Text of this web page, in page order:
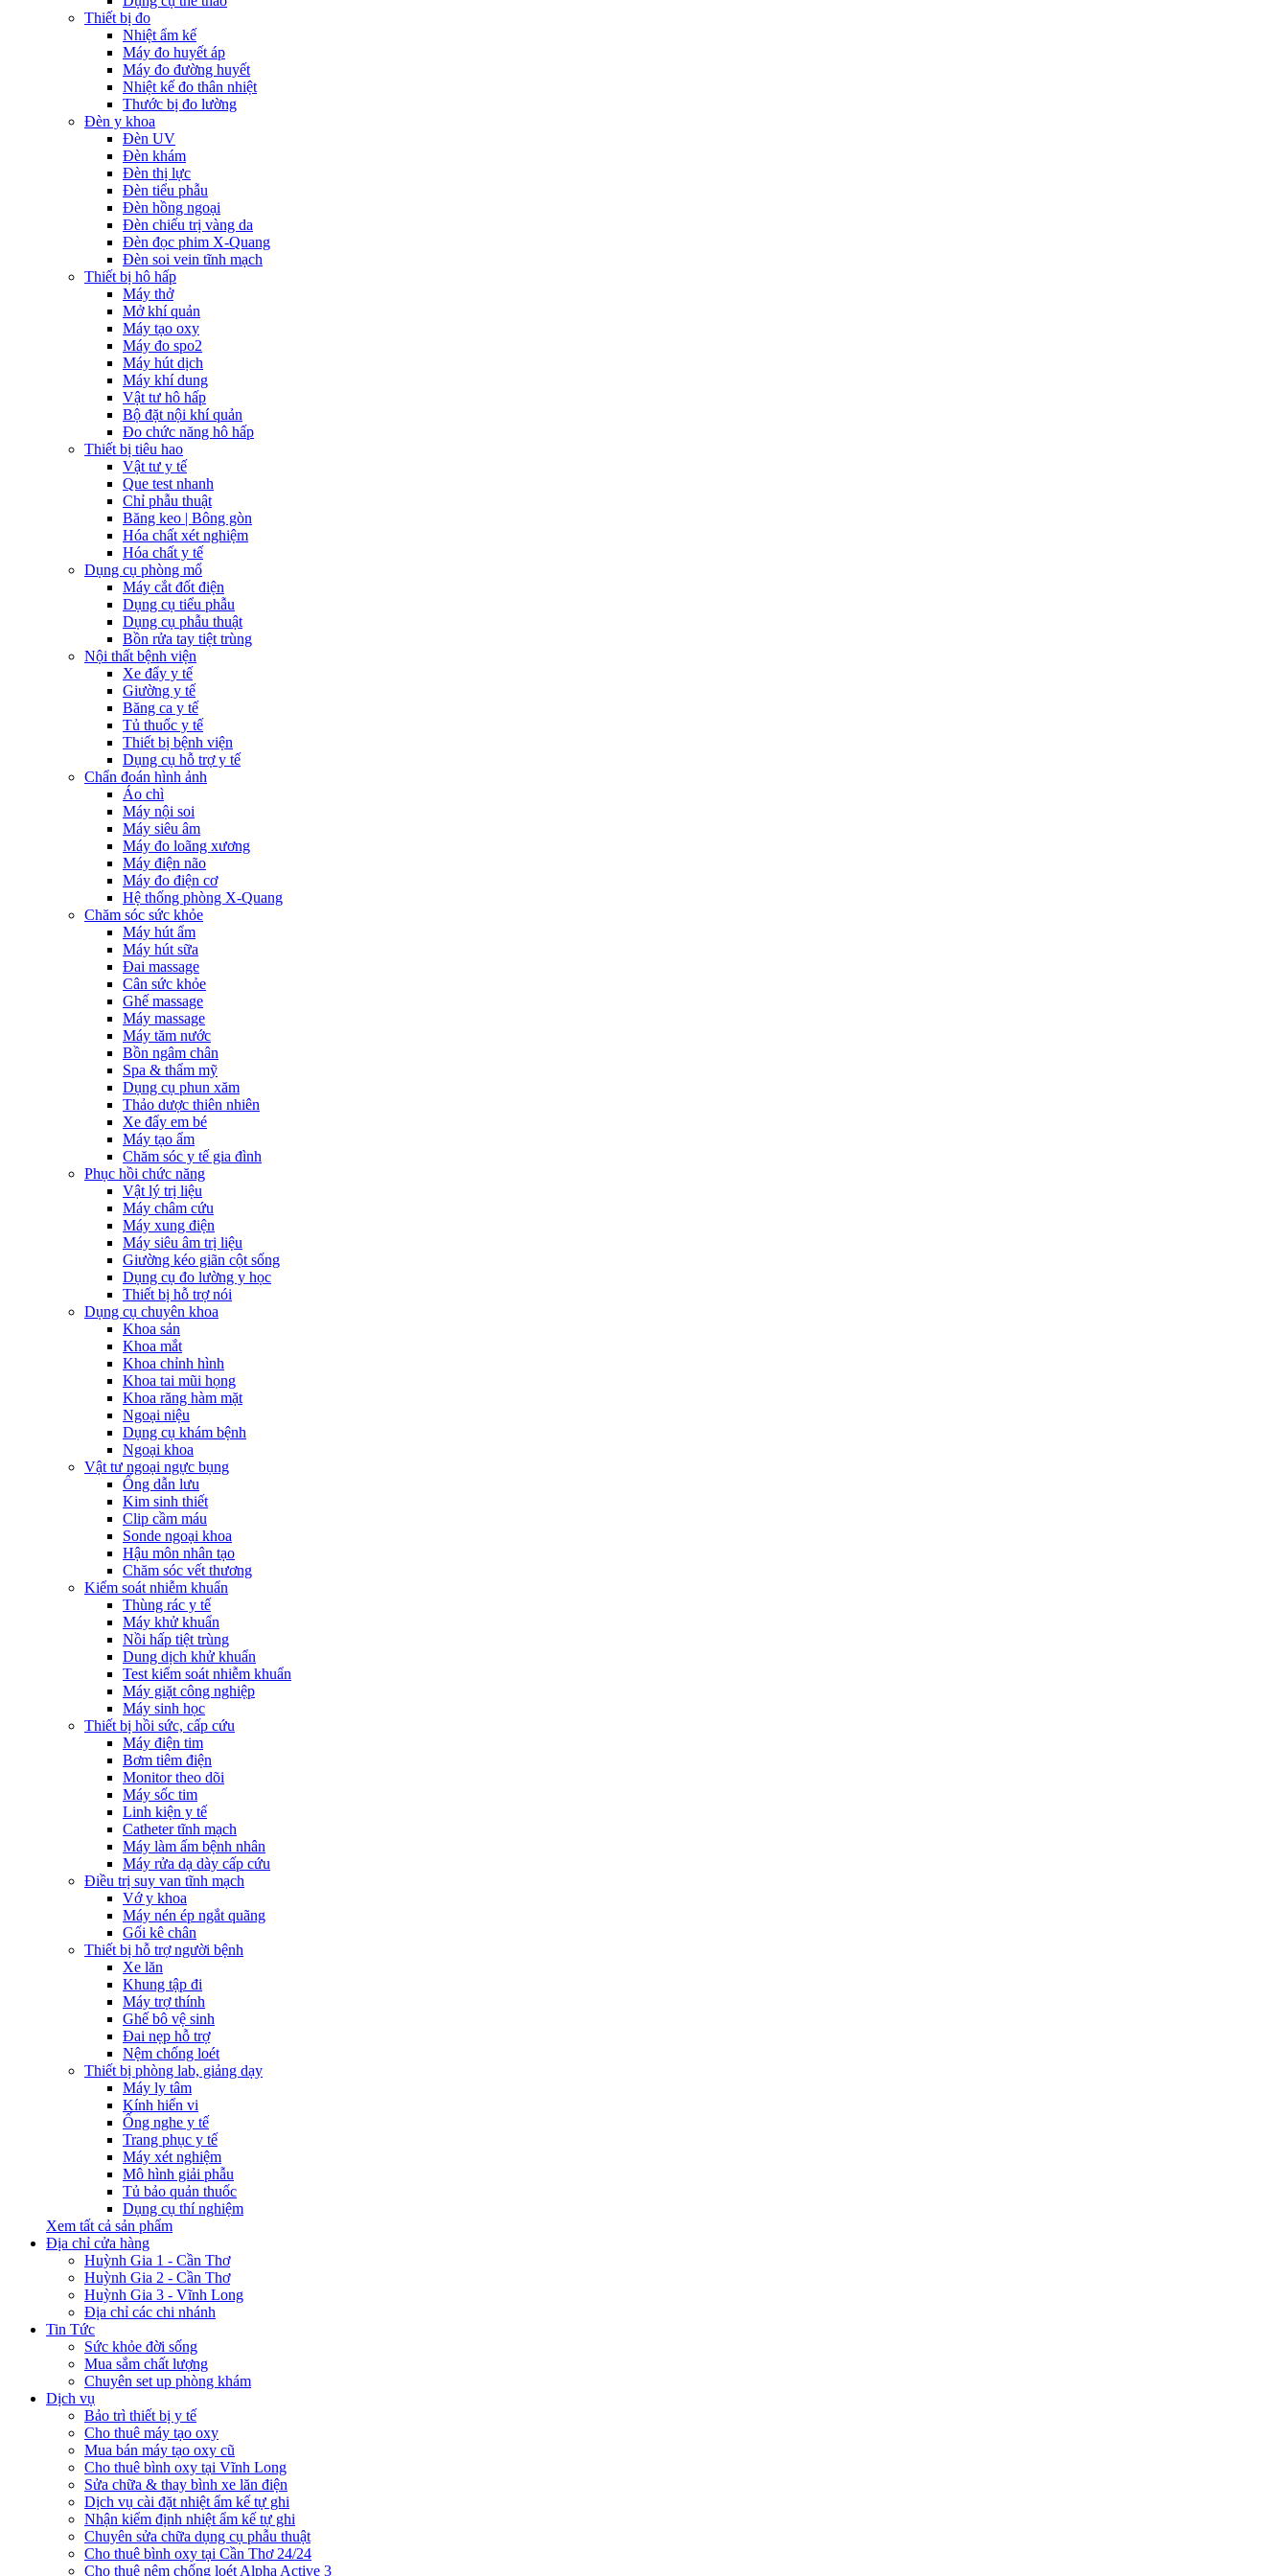
Thiết bị đo
Nhiệt ẩm kế
Máy đo huyết áp
Máy đo đường huyết
Nhiệt kế đo thân nhiệt
Thước bị đo lường
Đèn y khoa
Đèn UV
Đèn khám
Đèn thị lực
Đèn tiểu phẫu
Đèn hồng ngoại
Đèn chiếu trị vàng da
Đèn đọc phim X-Quang
Đèn soi vein tĩnh mạch
Thiết bị hô hấp
Máy thở
Mở khí quản
Máy tạo oxy
Máy đo spo2
Máy hút dịch
Máy khí dung
Vật tư hô hấp
Bộ đặt nội khí quản
Đo chức năng hô hấp
Thiết bị tiêu hao
Vật tư y tế
Que test nhanh
Chỉ phẫu thuật
Băng keo | Bông gòn
Hóa chất xét nghiệm
Hóa chất y tế
Dụng cụ phòng mổ
Máy cắt đốt điện
Dụng cụ tiểu phẫu
Dụng cụ phẫu thuật
Bồn rửa tay tiệt trùng
Nội thất bệnh viện
Xe đẩy y tế
Giường y tế
Băng ca y tế
Tủ thuốc y tế
Thiết bị bệnh viện
Dụng cụ hỗ trợ y tế
Chẩn đoán hình ảnh
Áo chì
Máy nội soi
Máy siêu âm
Máy đo loãng xương
Máy điện não
Máy đo điện cơ
Hệ thống phòng X-Quang
Chăm sóc sức khỏe
Máy hút ẩm
Máy hút sữa
Đai massage
Cân sức khỏe
Ghế massage
Máy massage
Máy tăm nước
Bồn ngâm chân
Spa & thẩm mỹ
Dụng cụ phun xăm
Thảo dược thiên nhiên
Xe đẩy em bé
Máy tạo ẩm
Chăm sóc y tế gia đình
Phục hồi chức năng
Vật lý trị liệu
Máy châm cứu
Máy xung điện
Máy siêu âm trị liệu
Giường kéo giãn cột sống
Dụng cụ đo lường y học
Thiết bị hỗ trợ nói
Dụng cụ chuyên khoa
Khoa sản
Khoa mắt
Khoa chỉnh hình
Khoa tai mũi họng
Khoa răng hàm mặt
Ngoại niệu
Dụng cụ khám bệnh
Ngoại khoa
Vật tư ngoại ngực bụng
Ống dẫn lưu
Kim sinh thiết
Clip cầm máu
Sonde ngoại khoa
Hậu môn nhân tạo
Chăm sóc vết thương
Kiểm soát nhiễm khuẩn
Thùng rác y tế
Máy khử khuẩn
Nồi hấp tiệt trùng
Dung dịch khử khuẩn
Test kiểm soát nhiễm khuẩn
Máy giặt công nghiệp
Máy sinh học
Thiết bị hồi sức, cấp cứu
Máy điện tim
Bơm tiêm điện
Monitor theo dõi
Máy sốc tim
Linh kiện y tế
Catheter tĩnh mạch
Máy làm ấm bệnh nhân
Máy rửa dạ dày cấp cứu
Điều trị suy van tĩnh mạch
Vớ y khoa
Máy nén ép ngắt quãng
Gối kê chân
Thiết bị hỗ trợ người bệnh
Xe lăn
Khung tập đi
Máy trợ thính
Ghế bô vệ sinh
Đai nẹp hỗ trợ
Nệm chống loét
Thiết bị phòng lab, giảng dạy
Máy ly tâm
Kính hiển vi
Ống nghe y tế
Trang phục y tế
Máy xét nghiệm
Mô hình giải phẫu
Tủ bảo quản thuốc
Dụng cụ thí nghiệm
Xem tất cả sản phẩm
Địa chỉ cửa hàng
Huỳnh Gia 1 - Cần Thơ
Huỳnh Gia 2 - Cần Thơ
Huỳnh Gia 3 - Vĩnh Long
Địa chỉ các chi nhánh
Tin Tức
Sức khỏe đời sống
Mua sắm chất lượng
Chuyên set up phòng khám
Dịch vụ
Bảo trì thiết bị y tế
Cho thuê máy tạo oxy
Mua bán máy tạo oxy cũ
Cho thuê bình oxy tại Vĩnh Long
Sửa chữa & thay bình xe lăn điện
Dịch vụ cài đặt nhiệt ẩm kế tự ghi
Nhận kiểm định nhiệt ẩm kế tự ghi
Chuyên sửa chữa dụng cụ phẫu thuật
Cho thuê bình oxy tại Cần Thơ 24/24
Cho thuê nệm chống loét Alpha Active 3